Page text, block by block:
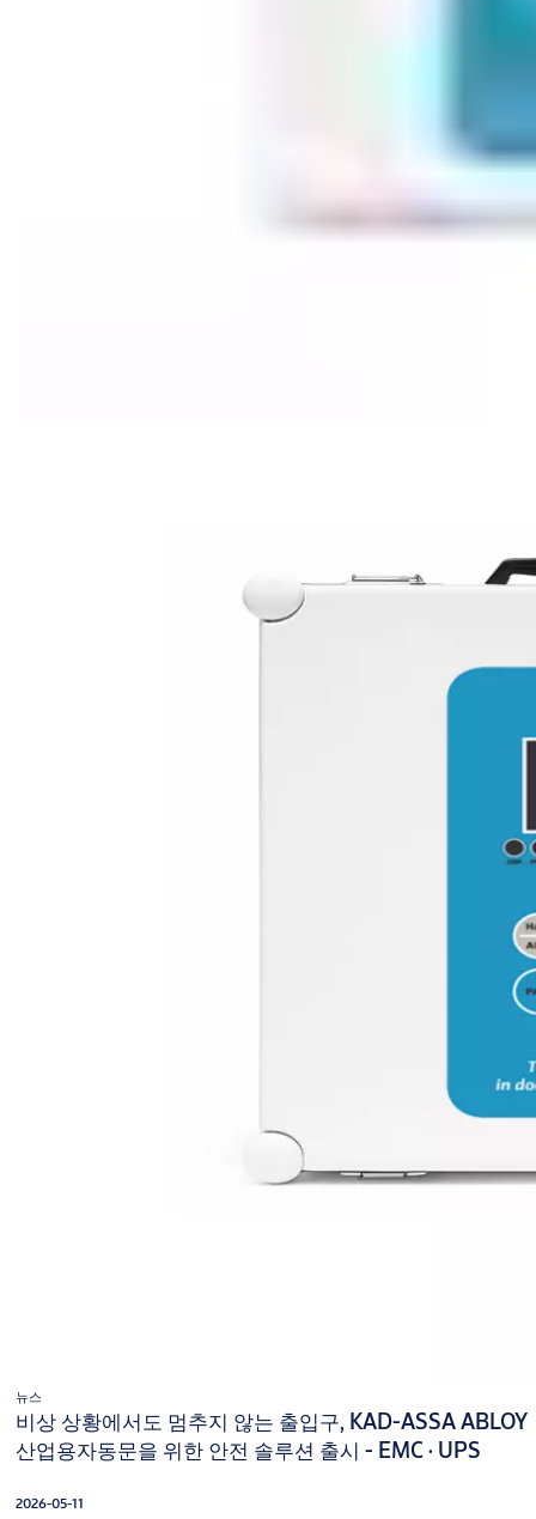
뉴스
비상 상황에서도 멈추지 않는 출입구, KAD-ASSA ABLOY
산업용자동문을 위한 안전 솔루션 출시 - EMC · UPS
2026-05-11